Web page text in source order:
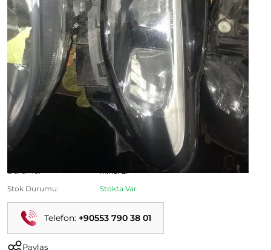
Fiat Egea Çıkma Sol Far Stoklarımızda. Yunus Emre Fiat
Çıkma Parça 0312 354 86 27
Ürün Kodu:
Egea Çıkma Parça
Stok Durumu:
Stokta Var
Telefon: +90553 790 38 01
Paylaş